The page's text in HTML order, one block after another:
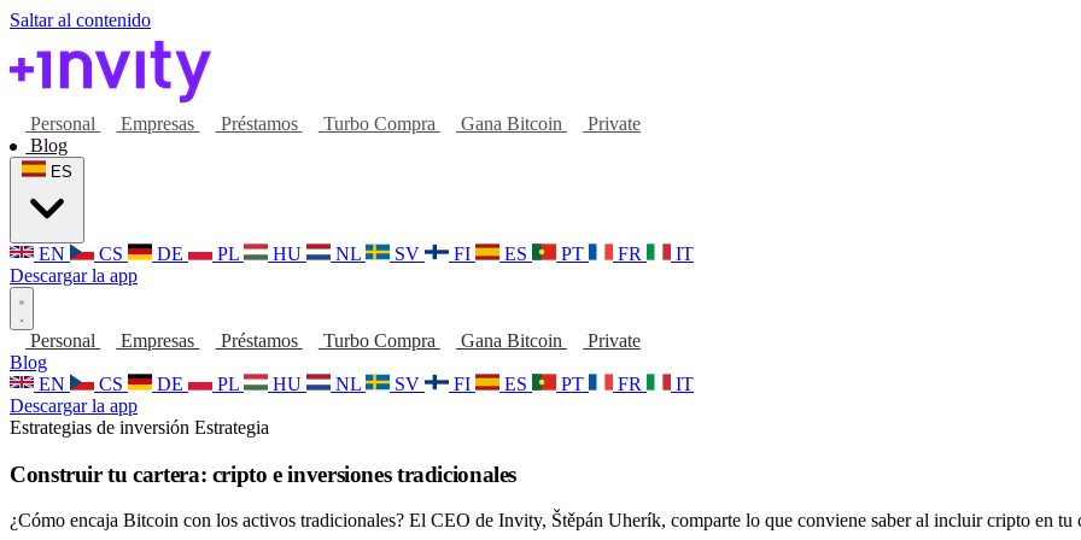
Saltar al contenido
Personal Empresas Préstamos Turbo Compra Gana Bitcoin
Private
Blog
EN CS DE PL HU NL SV FI ES PT FR
IT
Descargar la app
Personal Empresas Préstamos Turbo Compra Gana Bitcoin
Private
Blog
EN
CS DE PL HU NL SV FI ES PT FR
IT
Descargar la app
Estrategias de inversión Estrategia
Construir tu cartera: cripto e inversiones tradicionales
¿Cómo encaja Bitcoin con los activos tradicionales? El CEO de Invity, Štěpán Uherík, comparte lo que conviene saber al incluir cripto en tu